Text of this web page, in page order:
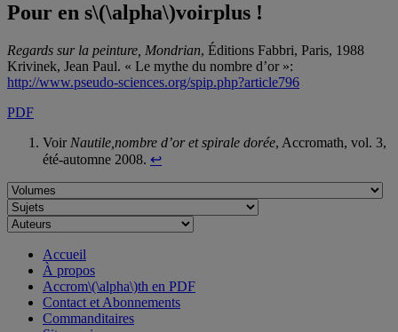
Pour en s\(\alpha\)voirplus !
Regards sur la peinture, Mondrian, Éditions Fabbri, Paris, 1988
Krivinek, Jean Paul. « Le mythe du nombre d’or »:
http://www.pseudo-sciences.org/spip.php?article796
PDF
Voir Nautile,nombre d’or et spirale dorée, Accromath, vol. 3,
été-automne 2008. ↩
Accueil
À propos
Accrom\(\alpha\)th en PDF
Contact et Abonnements
Commanditaires